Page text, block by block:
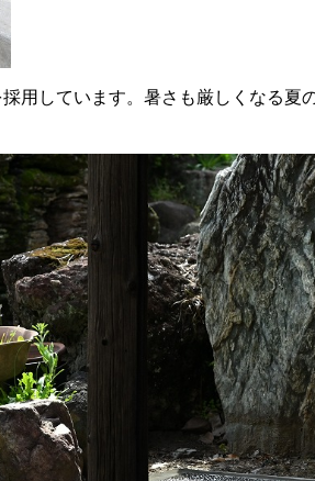
用しています。暑さも厳しくなる夏